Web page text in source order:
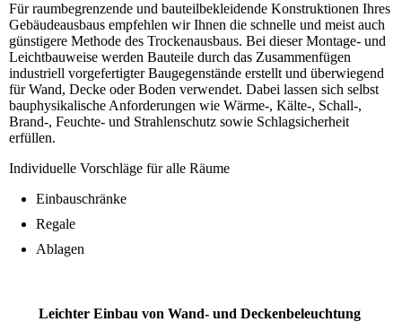
Für raumbegrenzende und bauteilbekleidende Konstruktionen Ihres
Gebäudeausbaus empfehlen wir Ihnen die schnelle und meist auch
günstigere Methode des Trockenausbaus. Bei dieser Montage- und
Leichtbauweise werden Bauteile durch das Zusammenfügen
industriell vorgefertigter Baugegenstände erstellt und überwiegend
für Wand, Decke oder Boden verwendet. Dabei lassen sich selbst
bauphysikalische Anforderungen wie Wärme-, Kälte-, Schall-,
Brand-, Feuchte- und Strahlenschutz sowie Schlagsicherheit
erfüllen.
Individuelle Vorschläge für alle Räume
Einbauschränke
Regale
Ablagen
Leichter Einbau von Wand- und Deckenbeleuchtung